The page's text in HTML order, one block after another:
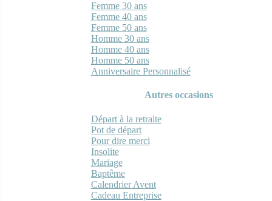
Femme 30 ans
Femme 40 ans
Femme 50 ans
Homme 30 ans
Homme 40 ans
Homme 50 ans
Anniversaire Personnalisé
Autres occasions
Départ à la retraite
Pot de départ
Pour dire merci
Insolite
Mariage
Baptême
Calendrier Avent
Cadeau Entreprise